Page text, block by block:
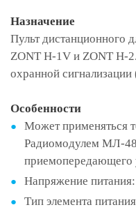
Назначение
Пульт дистанционного
ZONT H-1V и ZONT H-
охранной
Особенности
Может применяться
Радиомодулем МЛ-
приемопередающего
Напряжение питания:
Тип элемента